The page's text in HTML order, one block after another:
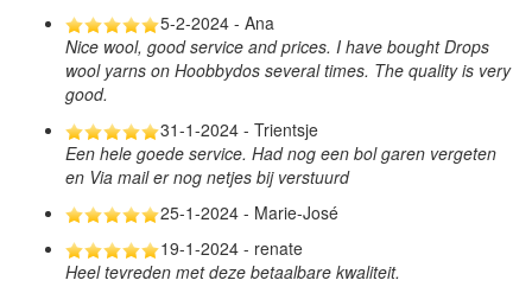
5-2-2024 - Ana
Nice wool, good service and prices. I have bought Drops
wool yarns on Hoobbydos several times. The quality is very
good.
31-1-2024 - Trientsje
Een hele goede service. Had nog een bol garen vergeten
en Via mail er nog netjes bij verstuurd
25-1-2024 - Marie-José
19-1-2024 - renate
Heel tevreden met deze betaalbare kwaliteit.